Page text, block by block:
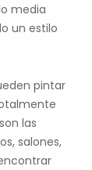
media
un estilo
pintar
son las
salones,